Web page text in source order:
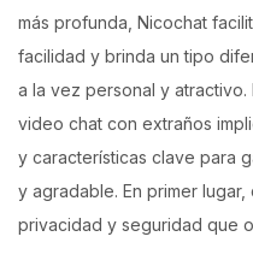
más profunda, Nicochat
facilidad y brinda un tipo
a la vez personal y
video chat con extraños
y características clave para
y agradable. En primer
privacidad y seguridad que